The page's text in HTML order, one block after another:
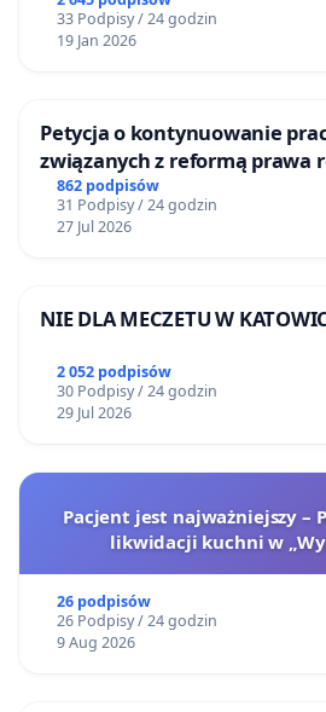
33 Podpisy / 24 godzin
19 Jan 2026
Petycja o kontynuowanie
związanych z reformą prawa
862 podpisów
31 Podpisy / 24 godzin
27 Jul 2026
NIE DLA MECZETU W
2 052 podpisów
30 Podpisy / 24 godzin
29 Jul 2026
Pacjent jest najważniejszy –
likwidacji kuchni w
26 podpisów
26 Podpisy / 24 godzin
9 Aug 2026